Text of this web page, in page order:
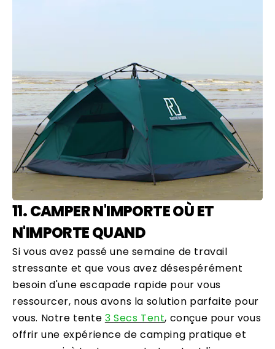
11. CAMPER N'IMPORTE OÙ ET
N'IMPORTE QUAND
Si vous avez passé une semaine de travail
stressante et que vous avez désespérément
besoin d'une escapade rapide pour vous
ressourcer, nous avons la solution parfaite pour
vous. Notre tente 3 Secs Tent, conçue pour vous
offrir une expérience de camping pratique et